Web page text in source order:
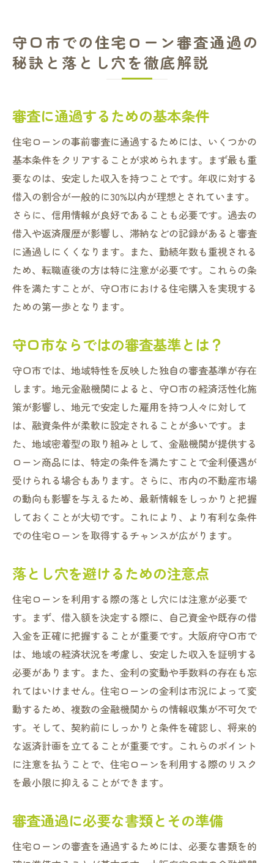
守口市での住宅ローン審査通過の
秘訣と落とし穴を徹底解説
審査に通過するための基本条件
住宅ローンの事前審査に通過するためには、いくつかの
基本条件をクリアすることが求められます。まず最も重
要なのは、安定した収入を持つことです。年収に対する
借入の割合が一般的に30%以内が理想とされています。
さらに、信用情報が良好であることも必要です。過去の
借入や返済履歴が影響し、滞納などの記録があると審査
に通過しにくくなります。また、勤続年数も重視される
ため、転職直後の方は特に注意が必要です。これらの条
件を満たすことが、守口市における住宅購入を実現する
ための第一歩となります。
守口市ならではの審査基準とは？
守口市では、地域特性を反映した独自の審査基準が存在
します。地元金融機関によると、守口市の経済活性化施
策が影響し、地元で安定した雇用を持つ人々に対して
は、融資条件が柔軟に設定されることが多いです。ま
た、地域密着型の取り組みとして、金融機関が提供する
ローン商品には、特定の条件を満たすことで金利優遇が
受けられる場合もあります。さらに、市内の不動産市場
の動向も影響を与えるため、最新情報をしっかりと把握
しておくことが大切です。これにより、より有利な条件
での住宅ローンを取得するチャンスが広がります。
落とし穴を避けるための注意点
住宅ローンを利用する際の落とし穴には注意が必要で
す。まず、借入額を決定する際に、自己資金や既存の借
入金を正確に把握することが重要です。大阪府守口市で
は、地域の経済状況を考慮し、安定した収入を証明する
必要があります。また、金利の変動や手数料の存在も忘
れてはいけません。住宅ローンの金利は市況によって変
動するため、複数の金融機関からの情報収集が不可欠で
す。そして、契約前にしっかりと条件を確認し、将来的
な返済計画を立てることが重要です。これらのポイント
に注意を払うことで、住宅ローンを利用する際のリスク
を最小限に抑えることができます。
審査通過に必要な書類とその準備
住宅ローンの審査を通過するためには、必要な書類を的